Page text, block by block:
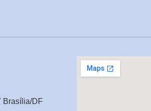
Brasília/DF